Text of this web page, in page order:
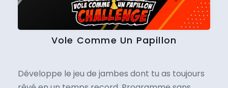
Vole Comme Un Papillon
Développe le jeu de jambes dont tu as toujours